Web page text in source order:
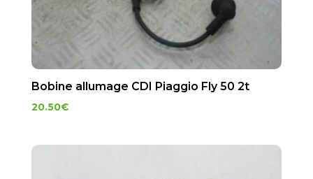
Bobine allumage CDI Piaggio Fly 50 2t
20.50€